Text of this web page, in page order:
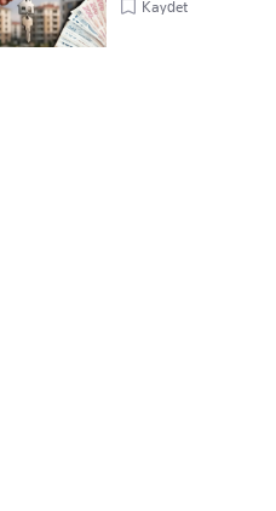
Kaydet